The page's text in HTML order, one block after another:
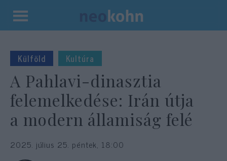
Kilépés
tartalomba
Külföld Kultúra
A Pahlavi-dinasztia
felemelkedése: Irán útja
a modern államiság felé
2025. július 25. péntek, 18:00